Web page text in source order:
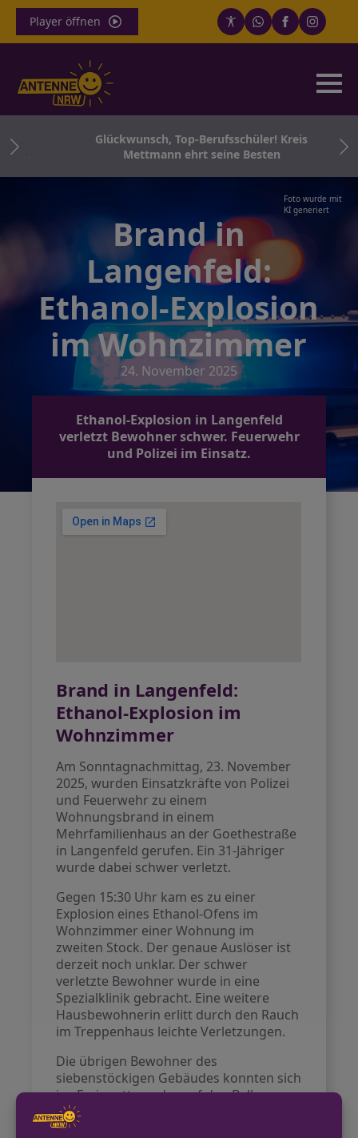
Player öffnen
Glückwunsch, Top-Berufsschüler! Kreis
Mettmann ehrt seine Besten
Foto wurde mit
KI generiert
Brand in
Langenfeld:
Ethanol-Explosion
im Wohnzimmer
24. November 2025
Ethanol-Explosion in Langenfeld
verletzt Bewohner schwer. Feuerwehr
und Polizei im Einsatz.
Brand in Langenfeld:
Ethanol-Explosion im
Wohnzimmer
Am Sonntagnachmittag, 23. November
2025, wurden Einsatzkräfte von Polizei
und Feuerwehr zu einem
Wohnungsbrand in einem
Mehrfamilienhaus an der Goethestraße
in Langenfeld gerufen. Ein 31-Jähriger
wurde dabei schwer verletzt.
Gegen 15:30 Uhr kam es zu einer
Explosion eines Ethanol-Ofens im
Wohnzimmer einer Wohnung im
zweiten Stock. Der genaue Auslöser ist
derzeit noch unklar. Der schwer
verletzte Bewohner wurde in eine
Spezialklinik gebracht. Eine weitere
Hausbewohnerin erlitt durch den Rauch
im Treppenhaus leichte Verletzungen.
Die übrigen Bewohner des
siebenstöckigen Gebäudes konnten sich
ins Freie retten oder auf den Balkonen
in Sicherheit bringen. Die Feuerwehr
war mit mehreren Löschzügen vor Ort